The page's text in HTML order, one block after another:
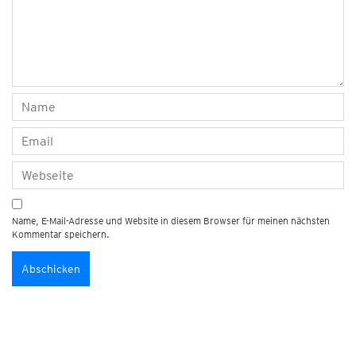
Name, E-Mail-Adresse und Website in diesem Browser für meinen nächsten
Kommentar speichern.